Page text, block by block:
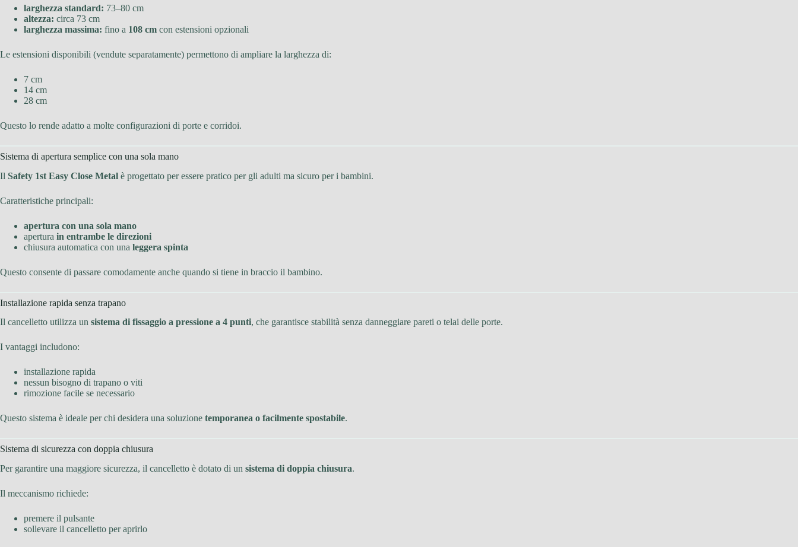
larghezza standard: 73–80 cm
altezza: circa 73 cm
larghezza massima: fino a 108 cm con estensioni opzionali
Le estensioni disponibili (vendute separatamente) permettono di ampliare la larghezza di:
7 cm
14 cm
28 cm
Questo lo rende adatto a molte configurazioni di porte e corridoi.
Sistema di apertura semplice con una sola mano
Il Safety 1st Easy Close Metal è progettato per essere pratico per gli adulti ma sicuro per i bambini.
Caratteristiche principali:
apertura con una sola mano
apertura in entrambe le direzioni
chiusura automatica con una leggera spinta
Questo consente di passare comodamente anche quando si tiene in braccio il bambino.
Installazione rapida senza trapano
Il cancelletto utilizza un sistema di fissaggio a pressione a 4 punti, che garantisce stabilità senza danneggiare pareti o telai delle porte.
I vantaggi includono:
installazione rapida
nessun bisogno di trapano o viti
rimozione facile se necessario
Questo sistema è ideale per chi desidera una soluzione temporanea o facilmente spostabile.
Sistema di sicurezza con doppia chiusura
Per garantire una maggiore sicurezza, il cancelletto è dotato di un sistema di doppia chiusura.
Il meccanismo richiede:
premere il pulsante
sollevare il cancelletto per aprirlo